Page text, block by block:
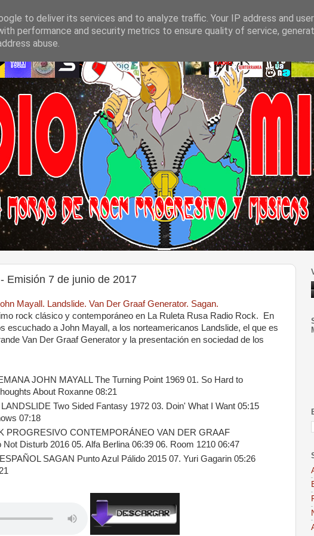
Emisión 7 de junio de 2017
Mayall. Landslide. Van Der Graaf Generator. Sagan.
rock clásico y contemporáneo en La Ruleta Rusa Radio Rock.
En
escuchado a John Mayall, a los norteamericanos Landslide, el que es
Van Der Graaf Generator y la presentación en sociedad de los
JOHN MAYALL The Turning Point 1969 01. So Hard to
About Roxanne 08:21
Two Sided Fantasy 1972 03. Doin' What I Want 05:15
07:18
PROGRESIVO CONTEMPORÁNEO VAN DER GRAAF
Disturb 2016 05. Alfa Berlina 06:39 06. Room 1210 06:47
SAGAN Punto Azul Pálido 2015 07. Yuri Gagarin 05:26
to deliver its services and to analyze traffic. Your IP address and
performance and security metrics to ensure quality of service,
abuse.